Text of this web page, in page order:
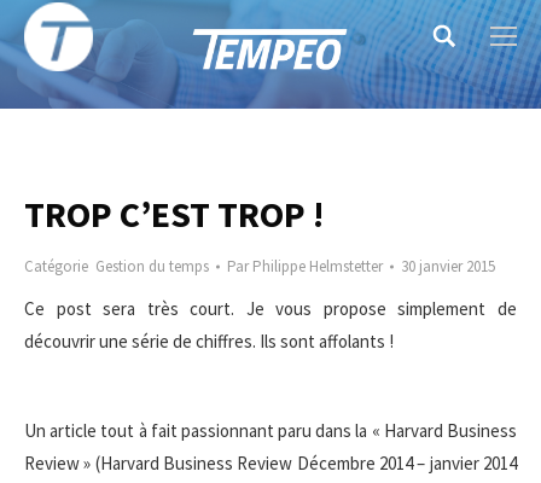
Search:
TROP C’EST TROP !
Catégorie Gestion du temps ParPhilippe Helmstetter 30 janvier 2015
Ce post sera très court. Je vous propose simplement de
découvrir une série de chiffres. Ils sont affolants !
Un article tout à fait passionnant paru dans la « Harvard Business
Review » (Harvard Business Review Décembre 2014 – janvier 2014